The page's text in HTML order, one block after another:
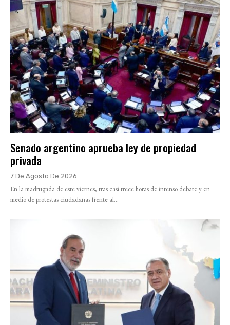
Senado argentino aprueba ley de propiedad
privada
7 De Agosto De 2026
En la madrugada de este viernes, tras casi trece horas de intenso debate y en
medio de protestas ciudadanas frente al...